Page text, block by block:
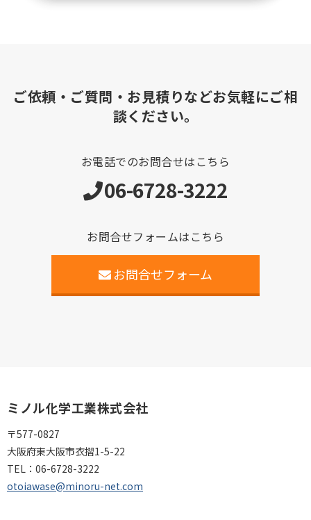
ご依頼・ご質問・お見積りなどお気軽にご相
談ください。
お電話でのお問合せはこちら
06-6728-3222
お問合せフォームはこちら
お問合せフォーム
ミノル化学工業株式会社
〒577-0827
大阪府東大阪市衣摺1-5-22
TEL： 06-6728-3222
otoiawase@minoru-net.com